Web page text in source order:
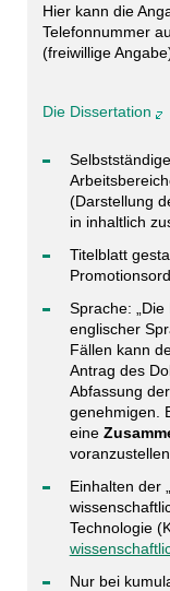
Hier kann die
Telefonnummer
(freiwillige
Die Dissertation
(Darstellung
in inhaltlich
Titelblatt
Sprache:
englischer
Fällen kann
Antrag des
Abfassung
genehmigen.
eine
Einhalten der
Technologie
Nur bei